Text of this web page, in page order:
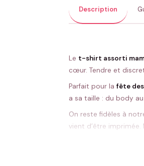
Description
Le t-shirt assorti
cœur. Tendre et
Parfait pour la fête
a sa taille : du body
On reste fidèles à
vient d’être
Pour que le motif